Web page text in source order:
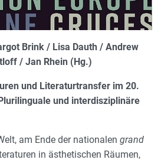
Brink / Lisa Dauth / Andrew
/ Jan Rhein (Hg.)
und Literaturtransfer im 20.
und interdisziplinäre
am Ende der nationalen grand
in ästhetischen Räumen,